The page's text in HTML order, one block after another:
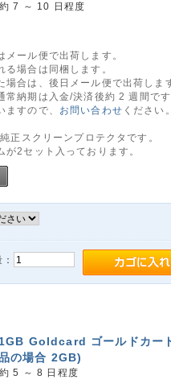
7 ～ 10 日程度
ール便で出荷します。
場合は同梱します。
合は、後日メール便で出荷しま
納期は入金/決済後約 2 週間です
すので、 お問い合わせ ください。
正スクリーンプロテクタです。
が2セット入っております。
Goldcard ゴールドカー
の場合 2GB)
5 ～ 8 日程度